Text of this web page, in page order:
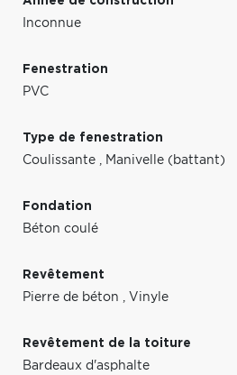
Inconnue
Fenestration
PVC
Type de fenestration
Coulissante , Manivelle (battant)
Fondation
Béton coulé
Revêtement
Pierre de béton , Vinyle
Revêtement de la toiture
Bardeaux d'asphalte